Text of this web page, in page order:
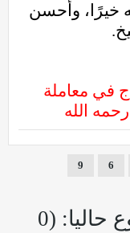
خيرًا، وأحسن
في معاملة
الله
6
9
الاعضاء يشاهدون الموضوع حاليا: (0